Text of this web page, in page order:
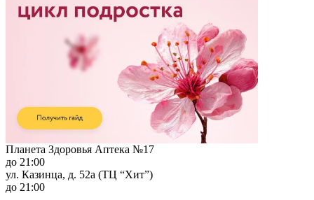
Планета Здоровья Аптека №17
до 21:00
ул. Казинца, д. 52а (ТЦ “Хит”)
до 21:00